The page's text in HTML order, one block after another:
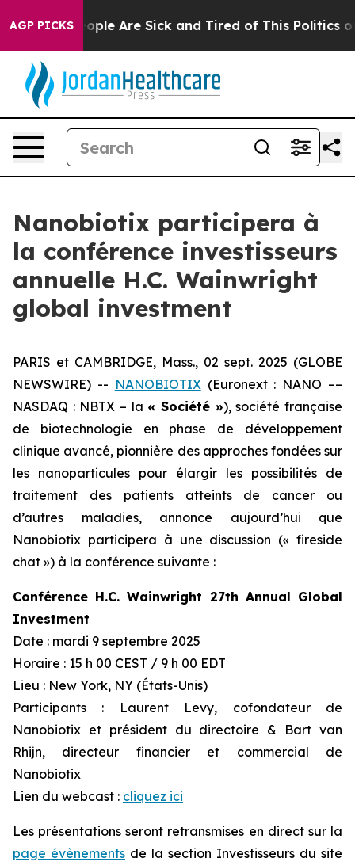
AGP PICKS
Win: “People Are Sick and Tired of This Politics of
Nanobiotix participera à
la conférence investisseurs
annuelle H.C. Wainwright
global investment
PARIS et CAMBRIDGE, Mass., 02 sept. 2025 (GLOBE
NEWSWIRE) -- NANOBIOTIX(Euronext : NANO ––
NASDAQ : NBTX – la « Société »), société française
de biotechnologie en phase de développement
clinique avancé, pionnière des approches fondées sur
les nanoparticules pour élargir les possibilités de
traitement des patients atteints de cancer ou
d’autres maladies, annonce aujourd’hui que
Nanobiotix participera à une discussion (« fireside
chat ») à la conférence suivante :
Conférence H.C. Wainwright 27th Annual Global
Investment
Date : mardi 9 septembre 2025
Horaire : 15 h 00 CEST / 9 h 00 EDT
Lieu : New York, NY (États-Unis)
Participants : Laurent Levy, cofondateur de
Nanobiotix et président du directoire & Bart van
Rhijn, directeur financier et commercial de
Nanobiotix
Lien du webcast : cliquez ici
Les présentations seront retransmises en direct sur la
page évènements de la section Investisseurs du site